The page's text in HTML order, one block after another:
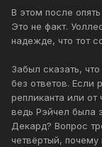
В этом после
Это не факт.
надежде, что тот
Забыл сказать,
без ответов. Если
репликанта или от
ведь Рэйчел была
Декард? Вопрос
четвёртый,